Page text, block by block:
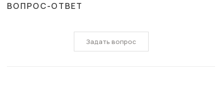
ВОПРОС-ОТВЕТ
Задать вопрос